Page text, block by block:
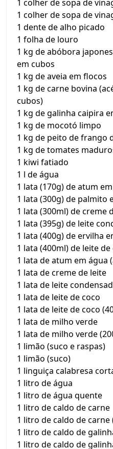
1 colher de sopa de
1 colher de sopa de
1 dente de alho picado
1 folha de louro
1 kg de abóbora
em cubos
1 kg de aveia em flocos
1 kg de carne bovina
cubos)
1 kg de galinha caipira
1 kg de mocotó limpo
1 kg de peito de frango
1 kg de tomates
1 kiwi fatiado
1 l de água
1 lata (170g) de atum
1 lata (300g) de palmito
1 lata (300ml) de creme
1 lata (395g) de leite
1 lata (400g) de ervilha
1 lata (400ml) de leite de
1 lata de atum em água
1 lata de creme de leite
1 lata de leite
1 lata de leite de coco
1 lata de leite de coco
1 lata de milho verde
1 lata de milho verde
1 limão (suco e raspas)
1 limão (suco)
1 linguiça calabresa
1 litro de água
1 litro de água quente
1 litro de caldo de carne
1 litro de caldo de carne
1 litro de caldo de
1 litro de caldo de